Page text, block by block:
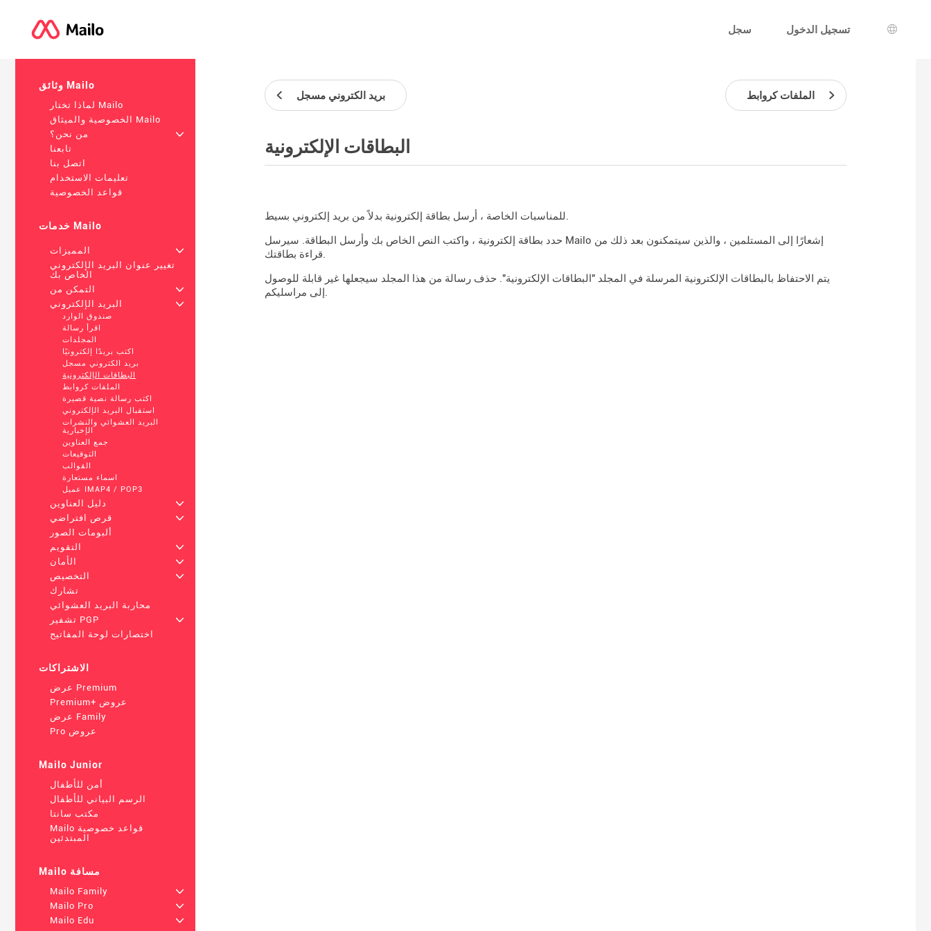
سجل تسجيل الدخول
اللغة
وثائق Mailo
لماذا تختار Mailo
الخصوصية والميثاق Mailo
من نحن؟
+
تابعنا
اتصل بنا
تعليمات الاستخدام
قواعد الخصوصية
خدمات Mailo
المميزات
+
تغيير عنوان البريد الإلكتروني
الخاص بك
التمكن من
+
البريد الإلكتروني
+
صندوق الوارد
اقرأ رسالة
المجلدات
اكتب بريدًا إلكترونيًا
بريد الكتروني مسجل
البطاقات الإلكترونية
الملفات كروابط
اكتب رسالة نصية قصيرة
استقبال البريد الإلكتروني
البريد العشوائي والنشرات
الإخبارية
جمع العناوين
التوقيعات
القوالب
اسماء مستعارة
عميل IMAP4 / POP3
دليل العناوين
+
قرص افتراضي
+
ألبومات الصور
التقويم
+
الأمان
+
التخصيص
+
تشارك
محاربة البريد العشوائي
تشفير PGP
+
اختصارات لوحة المفاتيح
الاشتراكات
عرض Premium
Premium+ عروض
عرض Family
Pro عروض
Mailo Junior
أمن للأطفال
الرسم البياني للأطفال
مكتب سانتا
Mailo قواعد خصوصية
المبتدئين
Mailo مسافة
Mailo Family
+
Mailo Pro
+
Mailo Edu
+
بريد الكتروني مسجل الملفات كروابط
البطاقات الإلكترونية
للمناسبات الخاصة ، أرسل بطاقة إلكترونية بدلاً من بريد إلكتروني بسيط.
حدد بطاقة إلكترونية ، واكتب النص الخاص بك وأرسل البطاقة. سيرسل Mailo إشعارًا إلى المستلمين ، والذين سيتمكنون بعد ذلك من
قراءة بطاقتك.
يتم الاحتفاظ بالبطاقات الإلكترونية المرسلة في المجلد "البطاقات الإلكترونية". حذف رسالة من هذا المجلد سيجعلها غير قابلة للوصول
إلى مراسليكم.